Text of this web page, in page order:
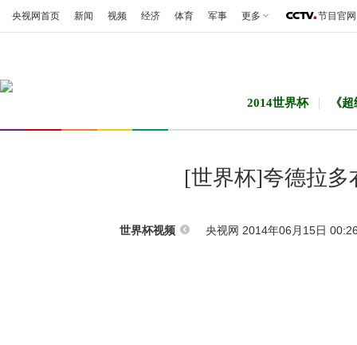
央视网首页 新闻 视频 经济 体育 军事 更多 节目官网
2014世界杯 《
[世界杯]夸德拉多
世界杯视频 央视网 2014年06月15日